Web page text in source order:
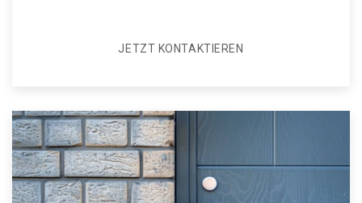
JETZT KONTAKTIEREN